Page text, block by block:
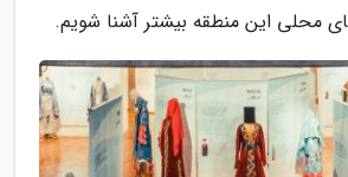
محلی این منطقه بیشتر آشنا شویم.